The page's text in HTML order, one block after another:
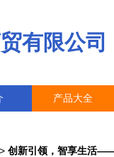
有限公司
产品大全
> 创新引领，智享生活